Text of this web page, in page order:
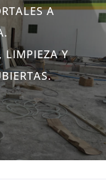
A
LIMPIEZA Y